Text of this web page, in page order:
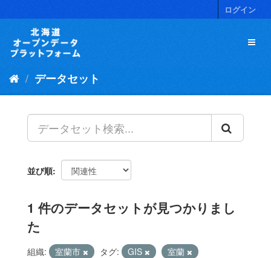
キ
ログイン
データセット
並び順
1 件のデータセットが見つかりまし
た
組織: 室蘭市 タグ: GIS
室蘭